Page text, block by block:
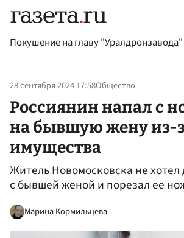
Покушение на главу "Уралдронзавода"
28 сентября 2024 17:58Общество
Россиянин напал с
на бывшую жену из-
имущества
Житель Новомосковска не хотел
с бывшей женой и порезал ее
Марина Кормильцева